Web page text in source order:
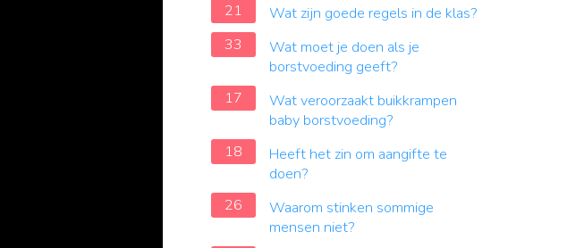
21
Wat zijn goede regels in de klas?
33
Wat moet je doen als je
borstvoeding geeft?
17
Wat veroorzaakt buikkrampen
baby borstvoeding?
18
Heeft het zin om aangifte te
doen?
26
Waarom stinken sommige
mensen niet?